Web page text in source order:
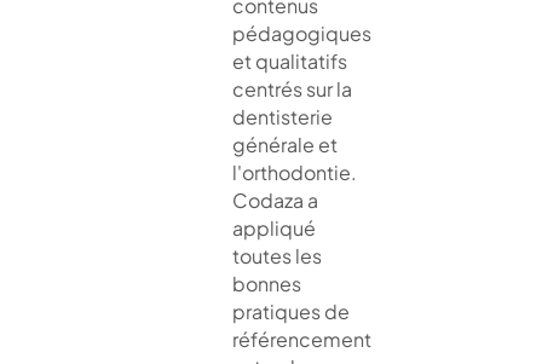
contenus
pédagogiques
et qualitatifs
centrés sur la
dentisterie
générale et
l'orthodontie.
Codaza a
appliqué
toutes les
bonnes
pratiques de
référencement